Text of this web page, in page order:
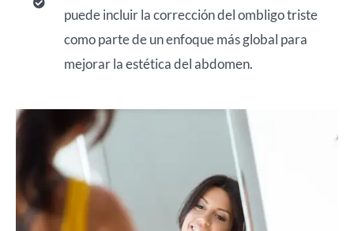
puede incluir la corrección del ombligo triste
como parte de un enfoque más global para
mejorar la estética del abdomen.